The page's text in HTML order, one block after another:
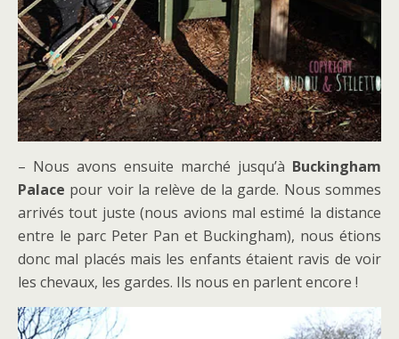
– Nous avons ensuite marché jusqu’à Buckingham
Palace pour voir la relève de la garde. Nous sommes
arrivés tout juste (nous avions mal estimé la distance
entre le parc Peter Pan et Buckingham), nous étions
donc mal placés mais les enfants étaient ravis de voir
les chevaux, les gardes. Ils nous en parlent encore !